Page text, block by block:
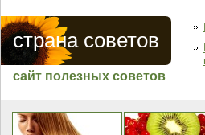
страна советов
сайт полезных советов